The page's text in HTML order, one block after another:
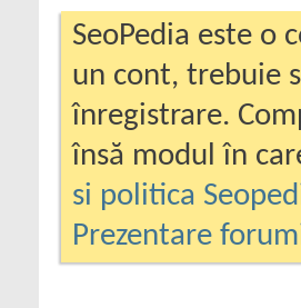
SeoPedia este o
un cont, trebuie
înregistrare.
însă modul în
si politica
Prezentare